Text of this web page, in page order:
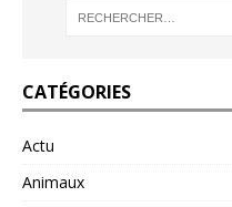
CATÉGORIES
Actu
Animaux